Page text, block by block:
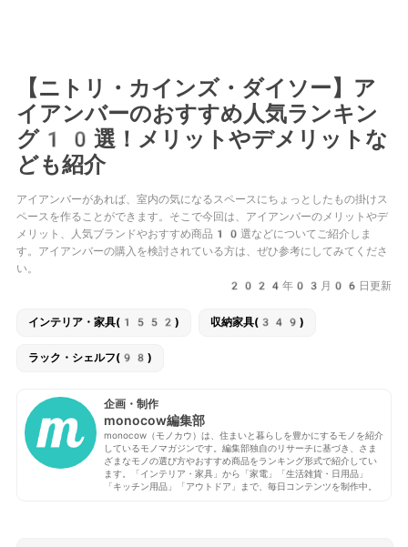
【ニトリ・カインズ・ダイソー】ア
イアンバーのおすすめ人気ランキン
グ10選！メリットやデメリットな
ども紹介
アイアンバーがあれば、室内の気になるスペースにちょっとしたもの掛けス
ペースを作ることができます。そこで今回は、アイアンバーのメリットやデ
メリット、人気ブランドやおすすめ商品10選などについてご紹介しま
す。アイアンバーの購入を検討されている方は、ぜひ参考にしてみてくださ
い。
2024年03月06日更新
インテリア・家具(1552) 収納家具(349)
ラック・シェルフ(98)
企画・制作
monocow編集部
monocow（モノカウ）は、住まいと暮らしを豊かにするモノを紹介
しているモノマガジンです。編集部独自のリサーチに基づき、さま
ざまなモノの選び方やおすすめ商品をランキング形式で紹介してい
ます。「インテリア・家具」から「家電」「生活雑貨・日用品」
「キッチン用品」「アウトドア」まで、毎日コンテンツを制作中。